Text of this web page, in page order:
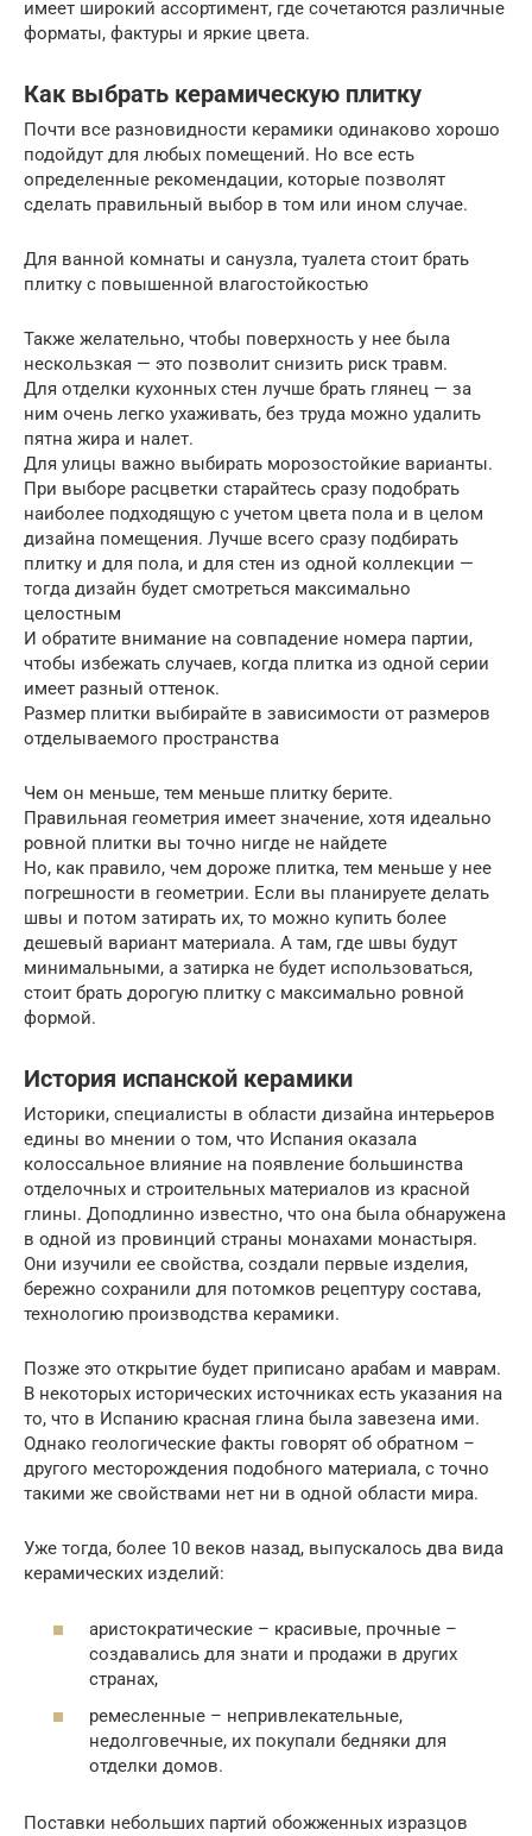
имеет широкий ассортимент, где сочетаются различные
форматы, фактуры и яркие цвета.
Как выбрать керамическую плитку
Почти все разновидности керамики одинаково хорошо
подойдут для любых помещений. Но все есть
определенные рекомендации, которые позволят
сделать правильный выбор в том или ином случае.
Для ванной комнаты и санузла, туалета стоит брать
плитку с повышенной влагостойкостью
Также желательно, чтобы поверхность у нее была
нескользкая — это позволит снизить риск травм.
Для отделки кухонных стен лучше брать глянец — за
ним очень легко ухаживать, без труда можно удалить
пятна жира и налет.
Для улицы важно выбирать морозостойкие варианты.
При выборе расцветки старайтесь сразу подобрать
наиболее подходящую с учетом цвета пола и в целом
дизайна помещения. Лучше всего сразу подбирать
плитку и для пола, и для стен из одной коллекции —
тогда дизайн будет смотреться максимально
целостным
И обратите внимание на совпадение номера партии,
чтобы избежать случаев, когда плитка из одной серии
имеет разный оттенок.
Размер плитки выбирайте в зависимости от размеров
отделываемого пространства
Чем он меньше, тем меньше плитку берите.
Правильная геометрия имеет значение, хотя идеально
ровной плитки вы точно нигде не найдете
Но, как правило, чем дороже плитка, тем меньше у нее
погрешности в геометрии. Если вы планируете делать
швы и потом затирать их, то можно купить более
дешевый вариант материала. А там, где швы будут
минимальными, а затирка не будет использоваться,
стоит брать дорогую плитку с максимально ровной
формой.
История испанской керамики
Историки, специалисты в области дизайна интерьеров
едины во мнении о том, что Испания оказала
колоссальное влияние на появление большинства
отделочных и строительных материалов из красной
глины. Доподлинно известно, что она была обнаружена
в одной из провинций страны монахами монастыря.
Они изучили ее свойства, создали первые изделия,
бережно сохранили для потомков рецептуру состава,
технологию производства керамики.
Позже это открытие будет приписано арабам и маврам.
В некоторых исторических источниках есть указания на
то, что в Испанию красная глина была завезена ими.
Однако геологические факты говорят об обратном –
другого месторождения подобного материала, с точно
такими же свойствами нет ни в одной области мира.
Уже тогда, более 10 веков назад, выпускалось два вида
керамических изделий:
аристократические – красивые, прочные –
создавались для знати и продажи в других
странах,
ремесленные – непривлекательные,
недолговечные, их покупали бедняки для
отделки домов.
Поставки небольших партий обожженных изразцов